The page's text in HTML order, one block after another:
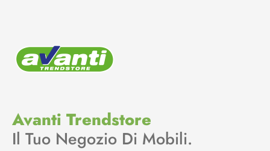
Avanti Trendstore
Il Tuo Negozio Di Mobili.